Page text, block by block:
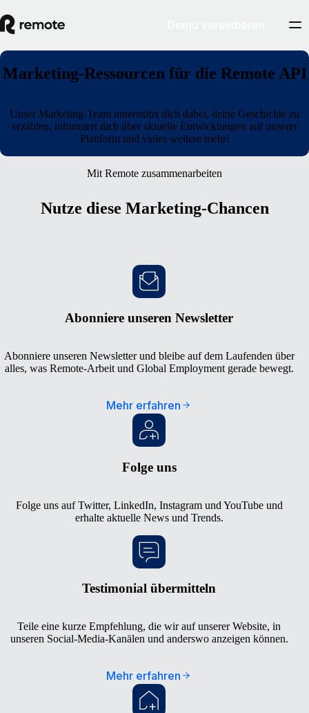
Marketing-Ressourcen für die Remote API
Unser Marketing-Team unterstützt dich dabei, deine Geschichte zu
erzählen, informiert dich über aktuelle Entwicklungen auf unserer
Plattform und vieles weitere mehr!
Mit Remote zusammenarbeiten
Nutze diese Marketing-Chancen
Abonniere unseren Newsletter
Abonniere unseren Newsletter und bleibe auf dem Laufenden über
alles, was Remote-Arbeit und Global Employment gerade bewegt.
Mehr erfahren
Folge uns
Folge uns aufTwitter, LinkedIn, Instagramund YouTubeund
erhalte aktuelle News und Trends.
Testimonial übermitteln
Teile eine kurze Empfehlung, die wir auf unserer Website, in
unseren Social-Media-Kanälen und anderswo anzeigen können.
Mehr erfahren